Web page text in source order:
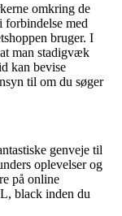
omkring de
forbindelse med
bruger. I
man stadigvæk
kan bevise
til om du søger
genveje til
oplevelser og
på online
black inden du